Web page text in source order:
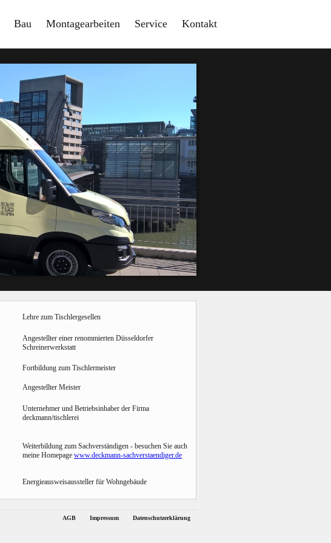
Bau Montagearbeiten Service Kontakt
Lehre zum Tischlergesellen
Angestellter einer renommierten Düsseldorfer
Schreinerwerkstatt
Fortbildung zum Tischlermeister
Angestellter Meister
Unternehmer und Betriebsinhaber der Firma
deckmann/tischlerei
Weiterbildung zum Sachverständigen - besuchen Sie auch
meine Homepage www.deckmann-sachverstaendiger.de
Energieausweisaussteller für Wohngebäude
AGB Impressum Datenschutzerklärung